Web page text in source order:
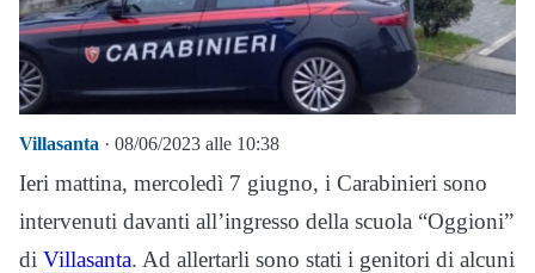
Villasanta · 08/06/2023 alle 10:38
Ieri mattina, mercoledì 7 giugno, i Carabinieri sono
intervenuti davanti all’ingresso della scuola “Oggioni”
di Villasanta. Ad allertarli sono stati i genitori di alcuni